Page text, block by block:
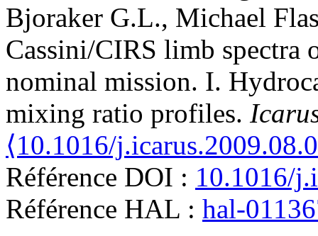
Bjoraker G.L., Michael
Cassini/CIRS limb spectra
nominal mission. I.
mixing ratio profiles.
⟨10.1016/
Référence DOI : 10.1016/
Référence HAL : hal-